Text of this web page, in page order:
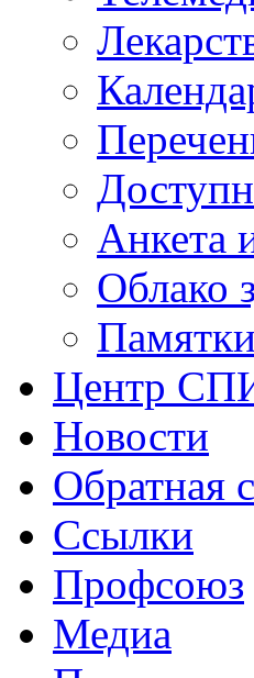
Анкета
Облако
Центр
Новости
Обратная
Ссылки
Профсоюз
Медиа